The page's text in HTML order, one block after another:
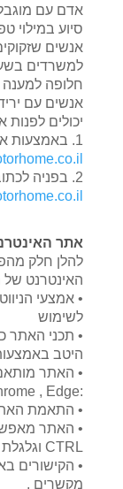
אדם עם
סיוע במילוי
אנשים
למשרדים
חלופה למענה
אנשים עם
יכולים לפנות
1. באמצעות אתר האינטרנט של החברה בכתובת
2. בפניה לכתובת המייל במשרד:
אתר
להלן חלק
האינטרנט
• אמצעי
לשימוש
• תכני האתר
היטב
• האתר
:Firefox Chrome , Edge ,
• התאמת
• האתר
CTRL וגלגלת העכבר
• הקישורים
מקשרים .